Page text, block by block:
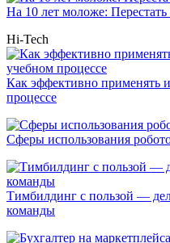
На 10 лет моложе: Перестать
Hi-Tech
Как эффективно применять
процессе
Сферы использования
Тимбилдинг с пользой —
команды